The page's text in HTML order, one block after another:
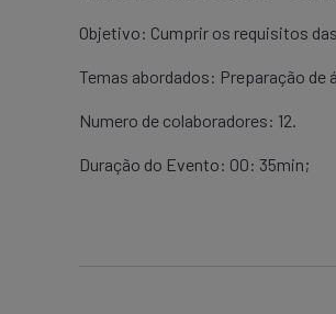
Objetivo: Cumprir os requisitos
Temas abordados: Preparação de
Numero de colaboradores: 12.
Duração do Evento: 00: 35min;